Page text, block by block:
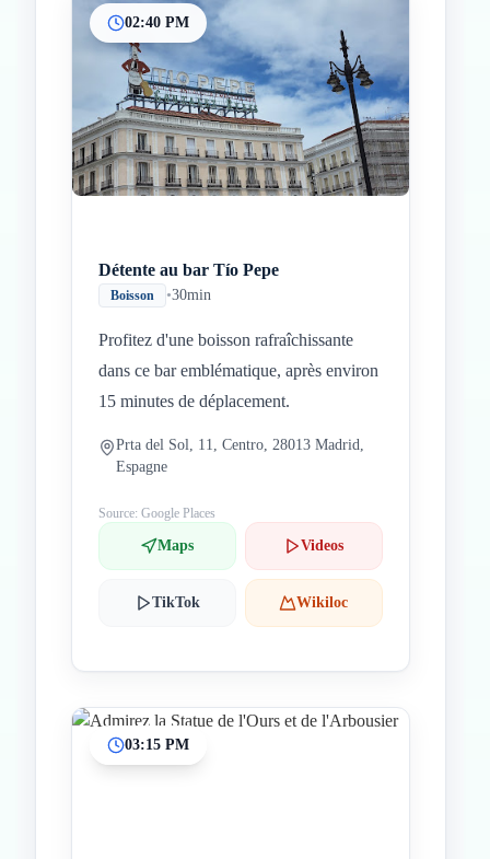
02:40 PM
Détente au bar Tío Pepe
Boisson •30min
Profitez d'une boisson rafraîchissante
dans ce bar emblématique, après environ
15 minutes de déplacement.
Prta del Sol, 11, Centro, 28013 Madrid,
Espagne
Source: Google Places
Maps Videos
TikTok Wikiloc
03:15 PM